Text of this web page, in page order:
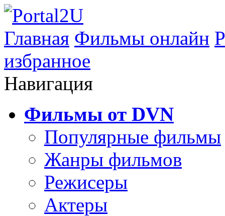
Главная Фильмы онлайн
избранное
Навигация
Фильмы от DVN
Популярные фильмы
Жанры фильмов
Режисеры
Актеры